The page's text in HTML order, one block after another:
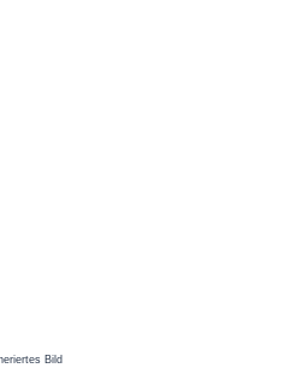
Bild